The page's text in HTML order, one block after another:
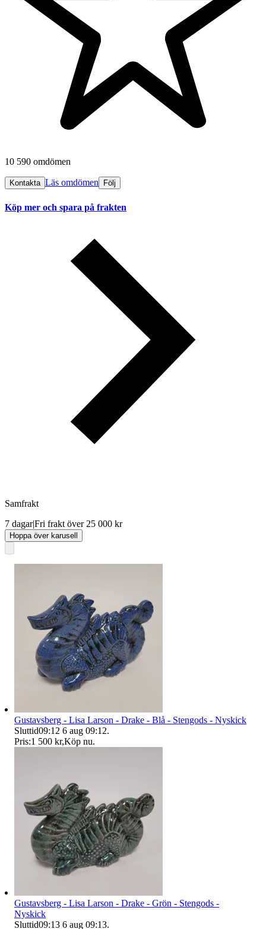
10 590 omdömen
Kontakta Läs omdömen Följ
Köp mer och spara på frakten
Samfrakt
7 dagar|Fri frakt över 25 000 kr
Hoppa över karusell
Gustavsberg - Lisa Larson - Drake - Blå - Stengods - Nyskick
Sluttid09:12 6 aug 09:12.
Pris:1 500 kr,Köp nu.
Gustavsberg - Lisa Larson - Drake - Grön - Stengods -
Nyskick
Sluttid09:13 6 aug 09:13.